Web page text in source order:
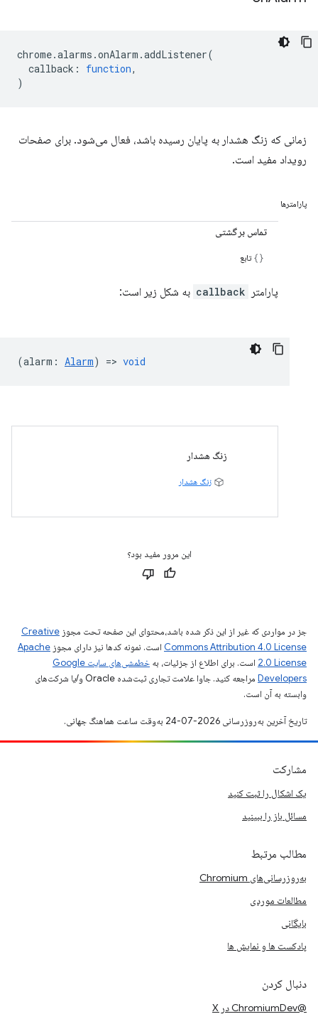
chrome.alarms .onAlarm .addListener(
callback : function,
)
زمانی که زنگ هشدار به پایان رسیده باشد، فعال می‌شود. برای صفحات
رویداد مفید است.
پارامترها
تماس برگشتی
تابع
پارامتر callback به شکل زیر است:
(alarm : Alarm) => void
زنگ هشدار
زنگ هشدار
این مرور مفید بود؟
جز در مواردی که غیر از این ذکر شده باشد،‌محتوای این صفحه تحت مجوز Creative
Commons Attribution 4.0 License است. نمونه کدها نیز دارای مجوز Apache
2.0 License است. برای اطلاع از جزئیات، به
خطمشی‌های سایت Google
Developers‏
مراجعه کنید. جاوا علامت تجاری ثبت‌شده Oracle و/یا شرکت‌های
وابسته به آن است.
تاریخ آخرین به‌روزرسانی 2026-07-24 به‌وقت ساعت هماهنگ جهانی.
مشارکت
یک اشکال را ثبت کنید
مسائل باز را ببینید
مطالب مرتبط
به‌روزرسانی‌های Chromium
مطالعات موردی
بایگانی
پادکست ها و نمایش ها
دنبال کردن
@ChromiumDev در X